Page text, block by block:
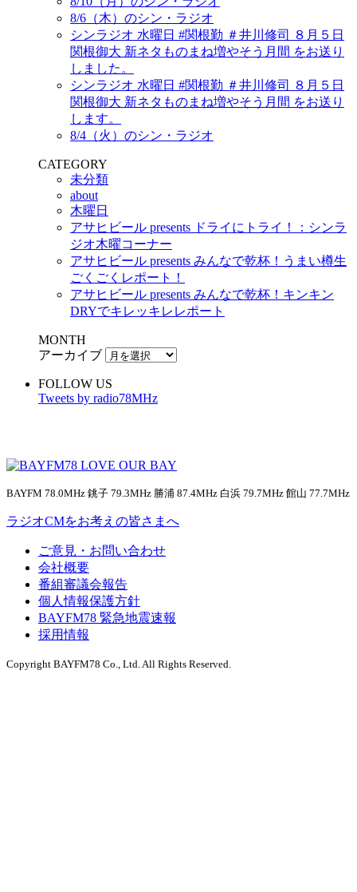
8/6（木）のシン・ラジオ
シンラジオ 水曜日 #関根勤 ＃井川修司 ８月５日
関根御大 新ネタものまね増やそう月間 をお送り
しました。
シンラジオ 水曜日 #関根勤 ＃井川修司 ８月５日
関根御大 新ネタものまね増やそう月間 をお送り
します。
8/4（火）のシン・ラジオ
CATEGORY
未分類
about
木曜日
アサヒビール presents ドライにトライ！：シンラ
ジオ木曜コーナー
アサヒビール presents みんなで乾杯！うまい樽生
ごくごくレポート！
アサヒビール presents みんなで乾杯！キンキン
DRYでキレッキレレポート
MONTH
アーカイブ
FOLLOW US
Tweets by radio78MHz
BAYFM 78.0MHz 銚子 79.3MHz 勝浦 87.4MHz 白浜 79.7MHz 館山 77.7MHz
ラジオCMをお考えの皆さまへ
ご意見・お問い合わせ
会社概要
番組審議会報告
個人情報保護方針
BAYFM78 緊急地震速報
採用情報
Copyright BAYFM78 Co., Ltd. All Rights Reserved.